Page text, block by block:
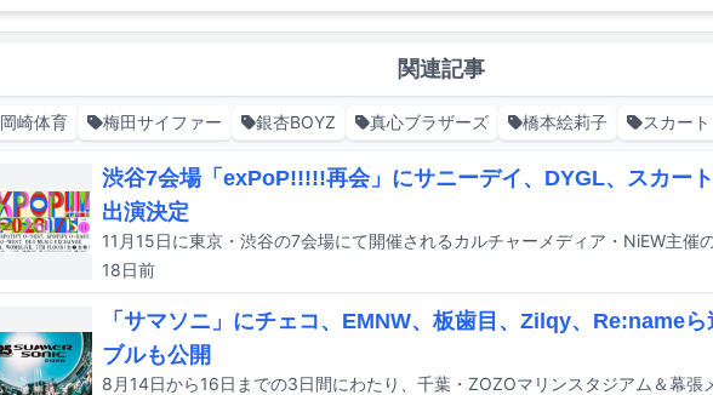
関連記事
岡崎体育 梅田サイファー 銀杏BOYZ 真心ブラザーズ 橋本絵莉子 スカート
渋谷7会場「exPoP!!!!!再会」にサニーデイ、DYGL、スカー
出演決定
18日前
「サマソニ」にチェコ、EMNW、板歯目、Zilqy、Re:name
ブルも公開